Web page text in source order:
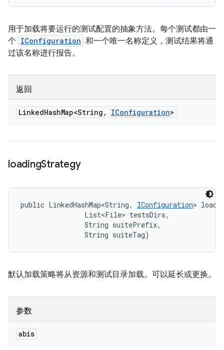
用于加载将要运行的测试配置的抽象方法。每个测试都由一
个 IConfiguration 和一个唯一名称定义，测试结果将通
过该名称进行报告。
返回
LinkedHashMap<String , IConfiguration>
loadingStrategy
public LinkedHashMap<String, IConfiguration>
                List<File> testsDirs,
                String suitePrefix,
                String suiteTag)
默认加载策略将从资源和测试目录加载。可以延长或更换。
参数
abis